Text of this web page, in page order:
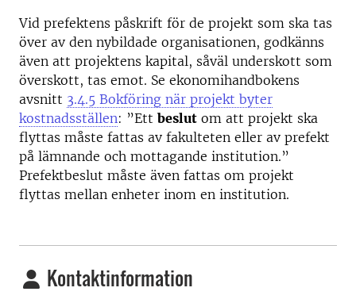
Vid prefektens påskrift för de projekt som ska tas
över av den nybildade organisationen, godkänns
även att projektens kapital, såväl underskott som
överskott, tas emot. Se ekonomihandbokens
avsnitt 3.4.5 Bokföring när projekt byter
kostnadsställen: ”Ett beslut om att projekt ska
flyttas måste fattas av fakulteten eller av prefekt
på lämnande och mottagande institution.”
Prefektbeslut måste även fattas om projekt
flyttas mellan enheter inom en institution.
Kontaktinformation